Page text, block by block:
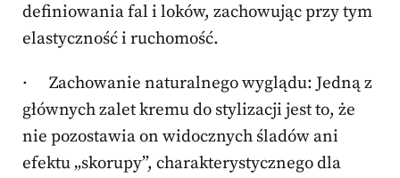
definiowania fal i loków, zachowując przy tym
elastyczność i ruchomość.
· Zachowanie naturalnego wyglądu: Jedną z
głównych zalet kremu do stylizacji jest to, że
nie pozostawia on widocznych śladów ani
efektu „skorupy”, charakterystycznego dla